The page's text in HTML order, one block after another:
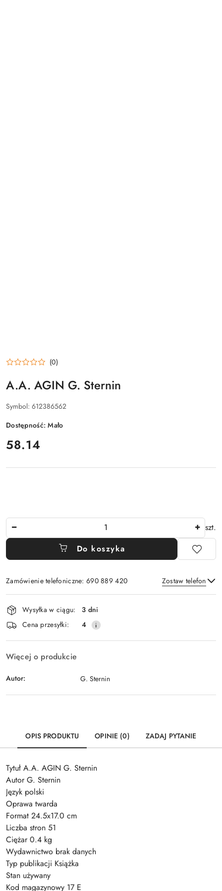
(0)
A.A. AGIN G. Sternin
Symbol: 612386562
Dostępność:Mało
cena:
58.14
szt.
Do koszyka
Zamówienie telefoniczne: 690 889 420 Zostaw telefon
Wyślij
Dostępność
i
dostawa
Wysyłka w ciągu:
3 dni
Cena przesyłki:
4
Więcej o produkcie
Autor: G. Sternin
OPIS PRODUKTU OPINIE (0) ZADAJ PYTANIE
Tytuł A.A. AGIN G. Sternin
Autor G. Sternin
Język polski
Oprawa twarda
Format 24.5x17.0 cm
Liczba stron 51
Ciężar 0.4 kg
Wydawnictwo brak danych
Typ publikacji Książka
Stan używany
Kod magazynowy 17 E